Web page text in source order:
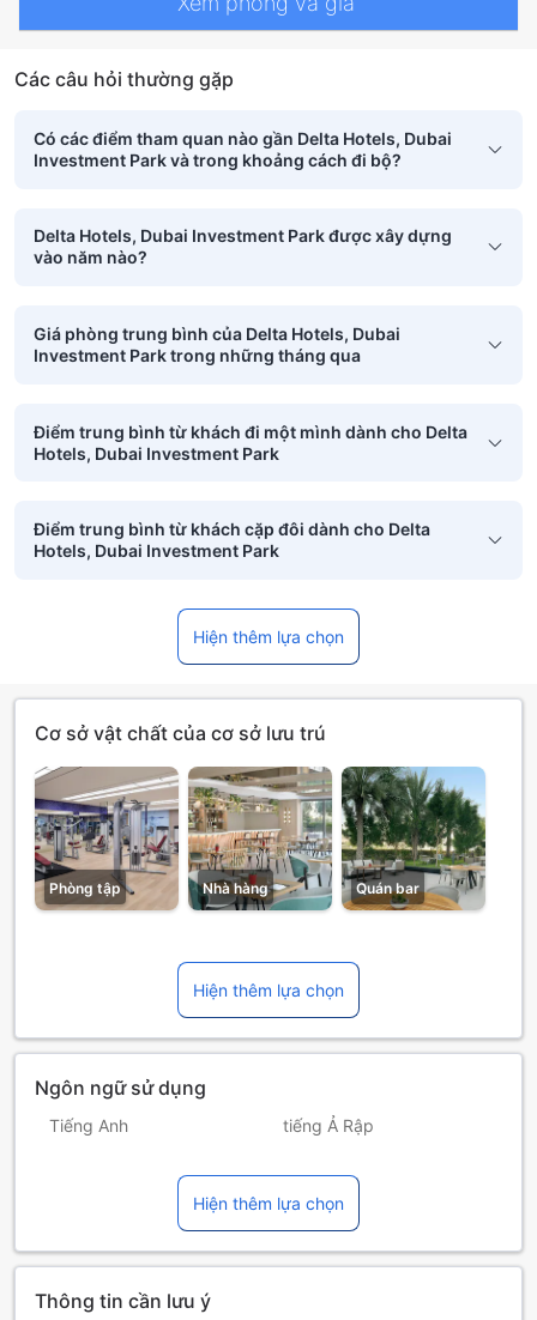
Các câu hỏi thường gặp
Có các điểm tham quan nào gần Delta Hotels, Dubai
Investment Park và trong khoảng cách đi bộ?
Delta Hotels, Dubai Investment Park được xây dựng
vào năm nào?
Giá phòng trung bình của Delta Hotels, Dubai
Investment Park trong những tháng qua
Điểm trung bình từ khách đi một mình dành cho Delta
Hotels, Dubai Investment Park
Điểm trung bình từ khách cặp đôi dành cho Delta
Hotels, Dubai Investment Park
Hiện thêm lựa chọn
Cơ sở vật chất của cơ sở lưu trú
Phòng tập Nhà hàng Quán bar
Hiện thêm lựa chọn
Ngôn ngữ sử dụng
Tiếng Anh tiếng Ả Rập
tiếng Pháp
tiếng Philippin tiếng Thái
Hiện thêm lựa chọn
Thông tin cần lưu ý